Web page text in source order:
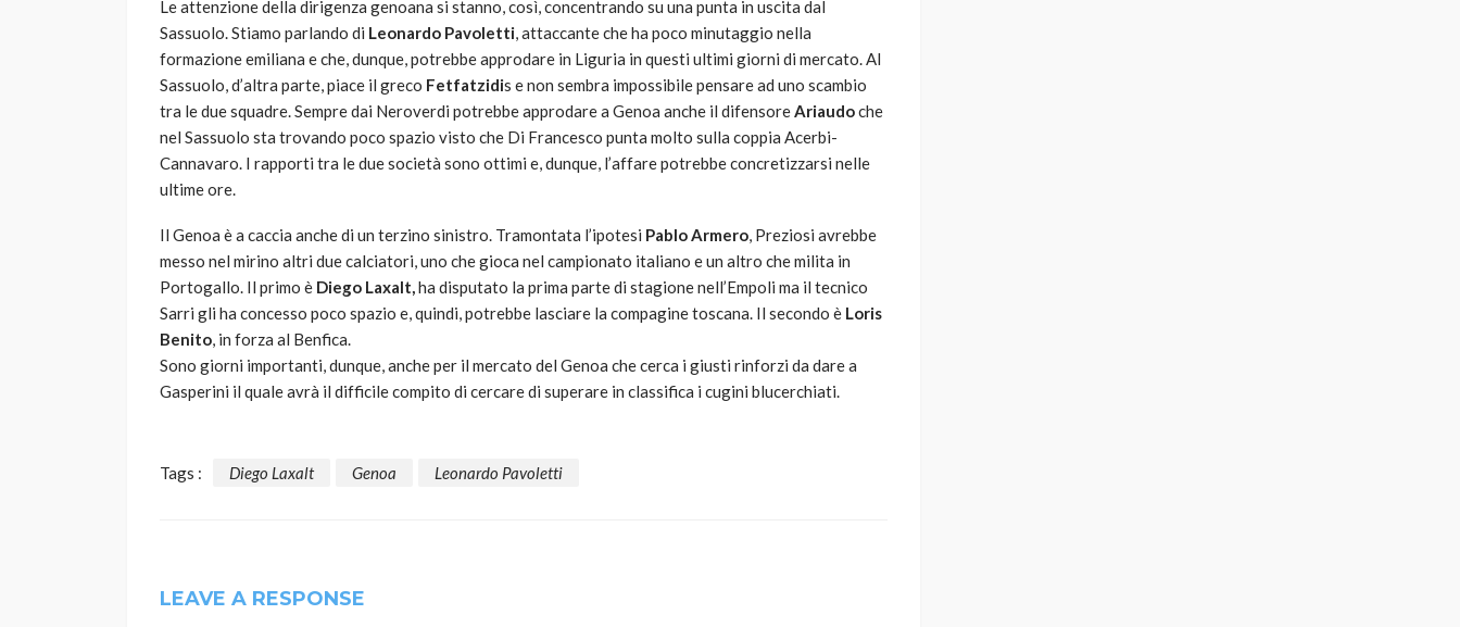
Le attenzione della dirigenza genoana si stanno, così, concentrando su una punta in uscita dal
Sassuolo. Stiamo parlando di Leonardo Pavoletti, attaccante che ha poco minutaggio nella
formazione emiliana e che, dunque, potrebbe approdare in Liguria in questi ultimi giorni di mercato. Al
Sassuolo, d’altra parte, piace il greco Fetfatzidis e non sembra impossibile pensare ad uno scambio
tra le due squadre. Sempre dai Neroverdi potrebbe approdare a Genoa anche il difensoreAriaudoche
nel Sassuolo sta trovando poco spazio visto che Di Francesco punta molto sulla coppia Acerbi-
Cannavaro. I rapporti tra le due società sono ottimi e, dunque, l’affare potrebbe concretizzarsi nelle
ultime ore.
Il Genoa è a caccia anche di un terzino sinistro. Tramontata l’ipotesi Pablo Armero, Preziosi avrebbe
messo nel mirino altri due calciatori, uno che gioca nel campionato italiano e un altro che milita in
Portogallo. Il primo è Diego Laxalt,ha disputato la prima parte di stagione nell’Empoli ma il tecnico
Sarri gli ha concesso poco spazio e, quindi, potrebbe lasciare la compagine toscana. Il secondo è Loris
Benito, in forza al Benfica.
Sono giorni importanti, dunque, anche per il mercato del Genoa che cerca i giusti rinforzi da dare a
Gasperini il quale avrà il difficile compito di cercare di superare in classifica i cugini blucerchiati.
Tags : Diego Laxalt Genoa Leonardo Pavoletti
LEAVE A RESPONSE